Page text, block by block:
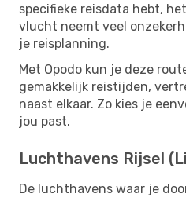
specifieke reisdata hebt,
vlucht neemt veel
je reisplanning.
Met Opodo kun je deze
gemakkelijk reistijden,
naast elkaar. Zo kies je
jou past.
Luchthavens Rijsel
De luchthavens waar je